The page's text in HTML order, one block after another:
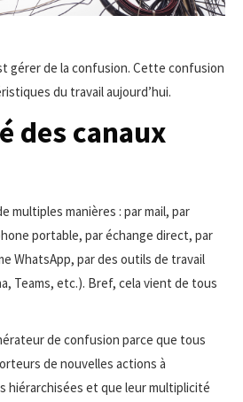
gérer de la confusion. Cette confusion
du travail aujourd’hui.
des canaux
multiples manières : par mail, par
portable, par échange direct, par
WhatsApp, par des outils de travail
Teams, etc.). Bref, cela vient de tous
de confusion parce que tous
de nouvelles actions à
hiérarchisées et que leur multiplicité